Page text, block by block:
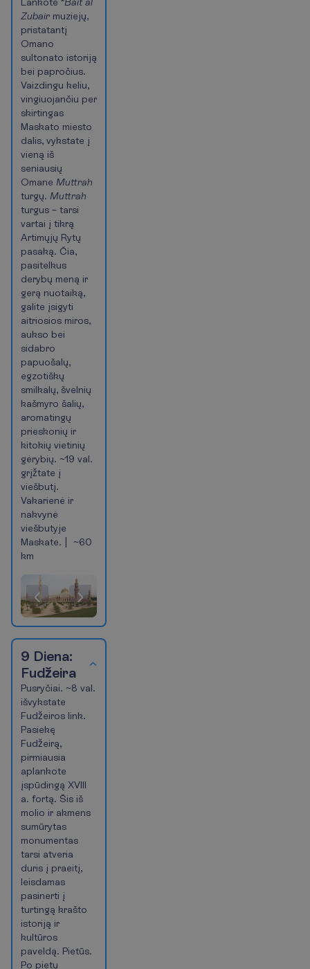
Zubair muziejų,
pristatantį
Omano
sultonato istoriją
bei papročius.
Vaizdingu keliu,
vingiuojančiu per
skirtingas
Maskato miesto
dalis, vykstate į
vieną iš
seniausių
Omane Muttrah
turgų. Muttrah
turgus – tarsi
vartai į tikrą
Artimųjų Rytų
pasaką. Čia,
pasitelkus
derybų meną ir
gerą nuotaiką,
galite įsigyti
aitriosios miros,
aukso bei
sidabro
papuošalų,
egzotiškų
smilkalų, švelnių
kašmyro šalių,
aromatingų
prieskonių ir
kitokių vietinių
gėrybių. ~19 val.
grįžtate į
viešbutį.
Vakarienė ir
nakvynė
viešbutyje
Maskate. | ~60
km
metu
esanti
skaidrė)
Pasiūlymas
1
of
4
9 Diena:
Fudžeira
Pusryčiai. ~8 val.
išvykstate
Fudžeiros link.
Pasiekę
Fudžeirą,
pirmiausia
aplankote
įspūdingą XVIII
a. fortą. Šis iš
molio ir akmens
sumūrytas
monumentas
tarsi atveria
duris į praeitį,
leisdamas
pasinerti į
turtingą krašto
istoriją ir
kultūros
paveldą. Pietūs.
Po pietų